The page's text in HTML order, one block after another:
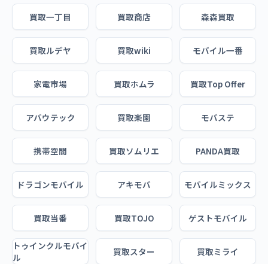
買取一丁目 買取商店 森森買取
買取ルデヤ 買取wiki モバイル一番
家電市場 買取ホムラ 買取Top Offer
アバウテック 買取楽園 モバステ
携帯空間 買取ソムリエ PANDA買取
ドラゴンモバイル アキモバ モバイルミックス
買取当番 買取TOJO ゲストモバイル
トゥインクルモバイ
ル
買取スター 買取ミライ